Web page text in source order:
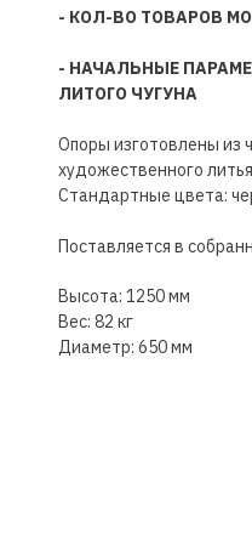
- КОЛ-ВО ТОВАРОВ
- НАЧАЛЬНЫЕ
ЛИТОГО ЧУГУНА
Опоры изготовлены из
художественного
Стандартные цвета:
Поставляется в
Высота: 1250 мм
Вес: 82 кг
Диаметр: 650 мм